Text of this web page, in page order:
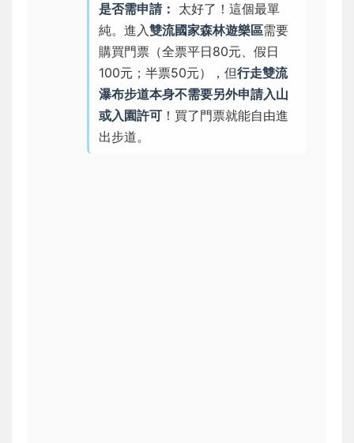
是否需申請： 太好了！這個最單
純。進入雙流國家森林遊樂區需要
購買門票（全票平日80元、假日
100元；半票50元），但行走雙流
瀑布步道本身不需要另外申請入山
或入園許可 ！買了門票就能自由進
出步道。